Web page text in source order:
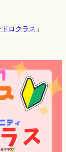
ロクラス 」